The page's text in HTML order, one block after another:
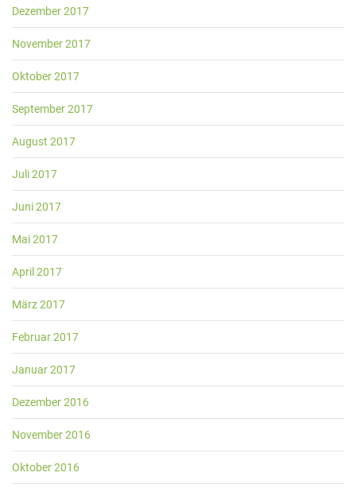
Dezember 2017
November 2017
Oktober 2017
September 2017
August 2017
Juli 2017
Juni 2017
Mai 2017
April 2017
März 2017
Februar 2017
Januar 2017
Dezember 2016
November 2016
Oktober 2016